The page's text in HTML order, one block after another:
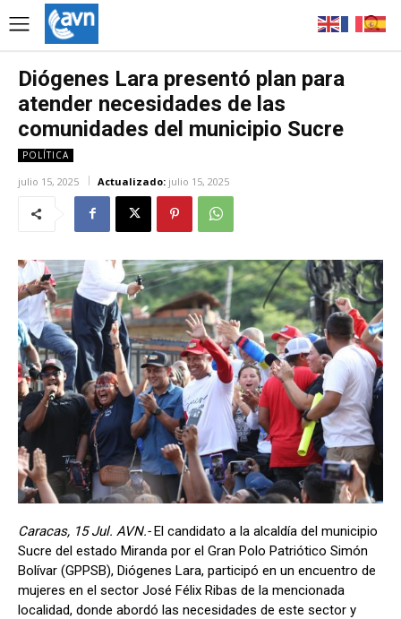
Diógenes Lara presentó plan para
atender necesidades de las
comunidades del municipio Sucre
POLÍTICA
julio 15, 2025 Actualizado: julio 15, 2025
Caracas, 15 Jul. AVN.-El candidato a la alcaldía del municipio
Sucre del estado Miranda por el Gran Polo Patriótico Simón
Bolívar (GPPSB), Diógenes Lara, participó en un encuentro de
mujeres en el sector José Félix Ribas de la mencionada
localidad, donde abordó las necesidades de este sector y